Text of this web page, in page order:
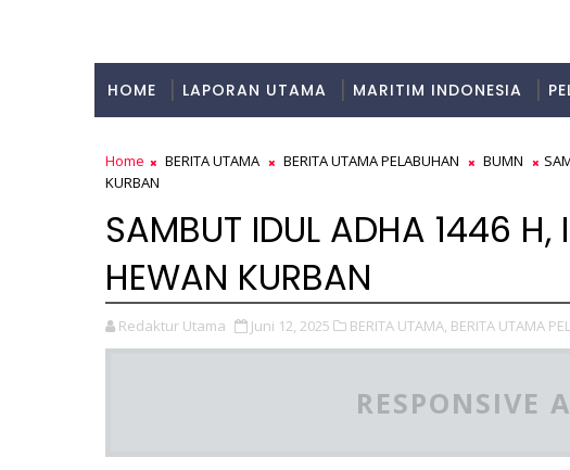
HOME LAPORAN UTAMA MARITIM INDONESIA
Home BERITA UTAMA BERITA UTAMA PELABUHAN BUMN
KURBAN
SAMBUT IDUL ADHA 1446 H,
HEWAN KURBAN
Redaktur Utama Juni 12, 2025 BERITA UTAMA, BERITA UTAMA
RESPONSIVE